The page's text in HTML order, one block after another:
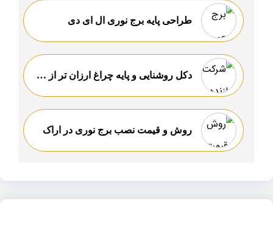
طراحی پایه برج نوری ال ای دی
دکل روشنایی و پایه چراغ ارزان تر از همه جا
روش و قیمت نصب برج نوری در اراک